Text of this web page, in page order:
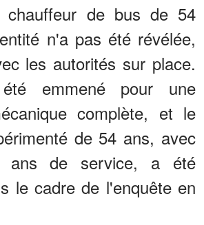
chauffeur de bus de 54
n'a pas été révélée,
les autorités sur place.
emmené pour une
complète, et le
de 54 ans, avec
ans de service, a été
le cadre de l'enquête en